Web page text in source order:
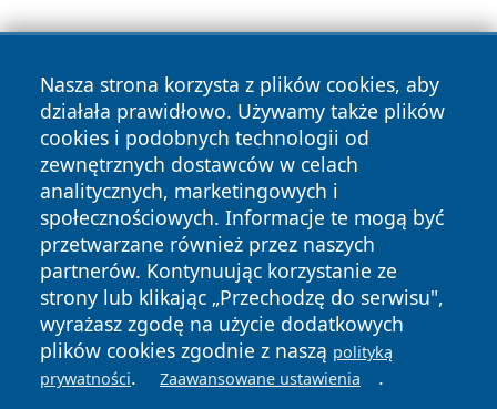
Nasza strona korzysta z plików cookies, aby
działała prawidłowo. Używamy także plików
cookies i podobnych technologii od
zewnętrznych dostawców w celach
analitycznych, marketingowych i
społecznościowych. Informacje te mogą być
przetwarzane również przez naszych
partnerów. Kontynuując korzystanie ze
strony lub klikając „Przechodzę do serwisu",
wyrażasz zgodę na użycie dodatkowych
plików cookies zgodnie z naszą polityką
prywatności. Zaawansowane ustawienia .
Copyright © 2026 olkuszonline.pl Wszystkie prawa
zastrzeżone.
News Autorzy
Polityka
Prywatności
Polityka
Cookies